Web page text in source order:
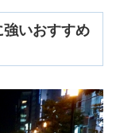
いおすすめ